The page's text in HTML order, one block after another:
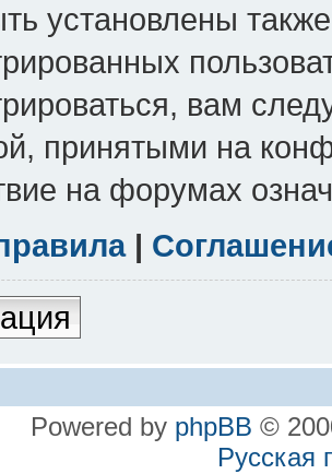
установлены
вам
принятыми на
на форумах
|
Powered by phpBB ©
Русская